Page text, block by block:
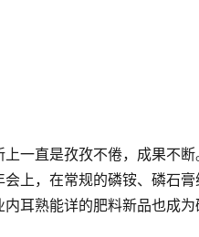
直是孜孜不倦，成果不断
会上，在常规的磷铵、磷石
耳熟能详的肥料新品也成